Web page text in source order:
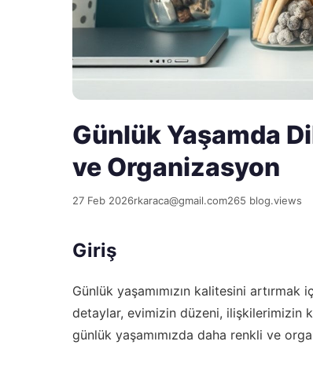
Günlük Yaşamda
ve Organizasyon
27 Feb 2026rkaraca@gmail.com265 blog.views
Giriş
Günlük yaşamımızın kalitesini
detaylar, evimizin düzeni, ilişkilerimizin
günlük yaşamımızda daha renkli ve